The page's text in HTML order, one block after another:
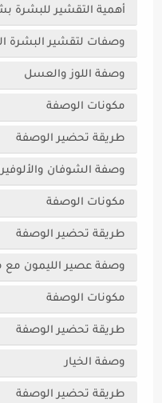
أهمية التقشير للبشرة
وصفات لتقشير البشرة
وصفة اللوز والعسل
مكونات الوصفة
طريقة تحضير الوصفة
وصفة الشوفان
مكونات الوصفة
طريقة تحضير الوصفة
وصفة عصير الليمون مع
مكونات الوصفة
طريقة تحضير الوصفة
وصفة الخيار
طريقة تحضير الوصفة